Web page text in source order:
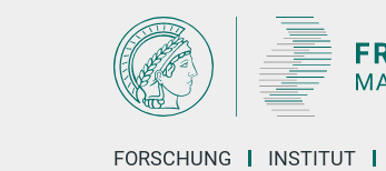
FORSCHUNG INSTITUT